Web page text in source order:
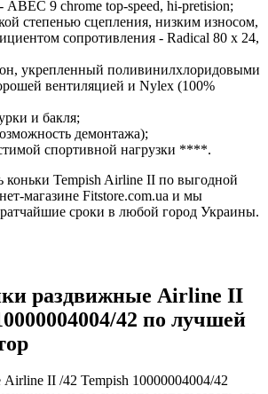
9 chrome top-speed, hi-pretision;
степенью сцепления, низким износом,
сопротивления - Radical 80 x 24,
укрепленный поливинилхлоридовыми
вентиляцией и Nylex (100%
и бакля;
демонтажа);
спортивной нагрузки ****.
коньки Tempish Airline II по выгодной
магазине Fitstore.com.ua и мы
сроки в любой город Украины.
раздвижные Airline II
42 по лучшей
II /42 Tempish 10000004004/42